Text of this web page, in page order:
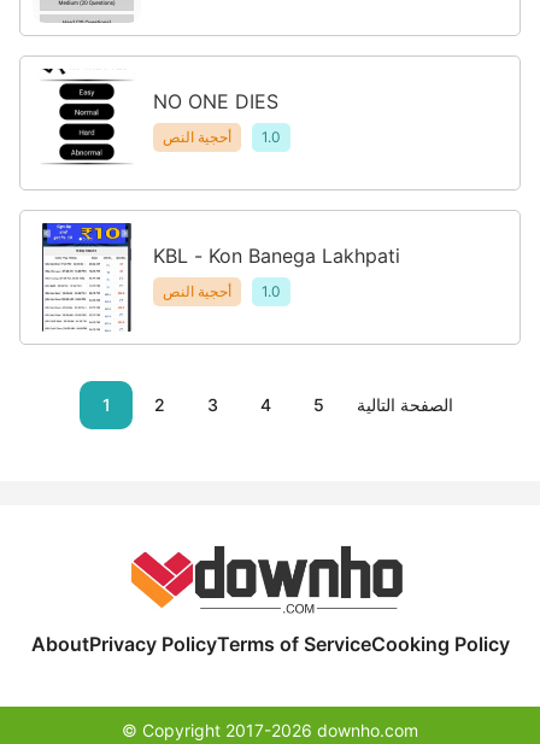
NO ONE DIES
أحجية النص 1.0
KBL - Kon Banega Lakhpati
أحجية النص 1.0
1 2 3 4 5 الصفحة التالية
AboutPrivacy PolicyTerms of ServiceCooking Policy
© Copyright 2017-2026 downho.com